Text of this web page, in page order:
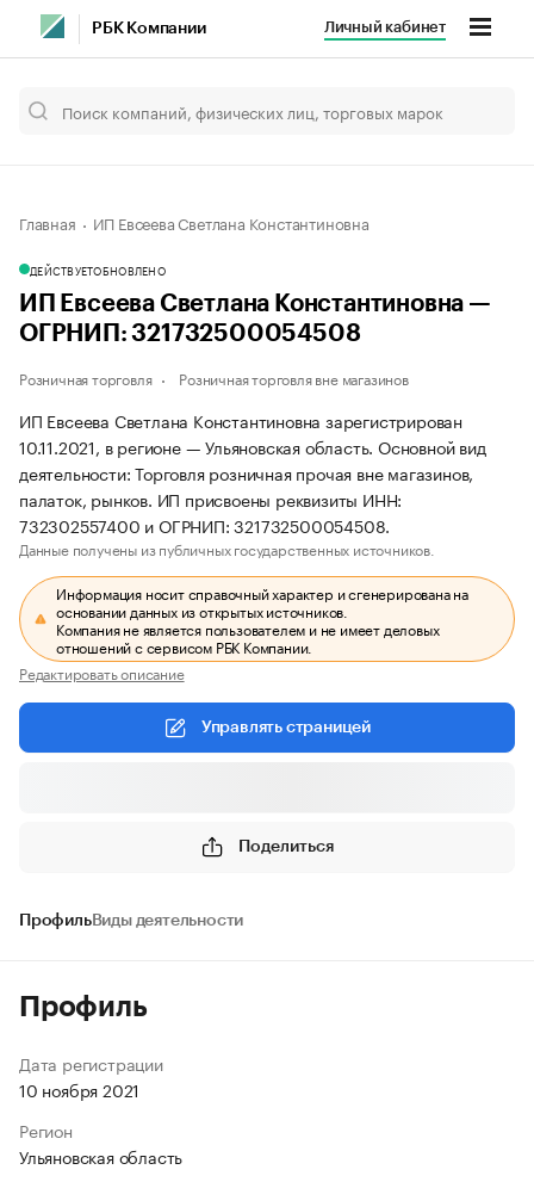
РБК Компании Личный кабинет
Главная ИП Евсеева Светлана Константиновна
ДЕЙСТВУЕТОБНОВЛЕНО
ИП Евсеева Светлана Константиновна —
ОГРНИП: 321732500054508
Розничная торговля Розничная торговля вне магазинов
ИП Евсеева Светлана Константиновна зарегистрирован
10.11.2021, в регионе — Ульяновская область. Основной вид
деятельности: Торговля розничная прочая вне магазинов,
палаток, рынков. ИП присвоены реквизиты ИНН:
732302557400 и ОГРНИП: 321732500054508.
Данные получены из публичных государственных источников.
Информация носит справочный характер и сгенерирована на
основании данных из открытых источников.
Компания не является пользователем и не имеет деловых
отношений с сервисом РБК Компании.
Редактировать описание
Управлять страницей
Поделиться
ПрофильВиды деятельности
Профиль
Дата регистрации
10 ноября 2021
Регион
Ульяновская область